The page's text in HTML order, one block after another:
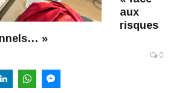
aux
risques
»
0